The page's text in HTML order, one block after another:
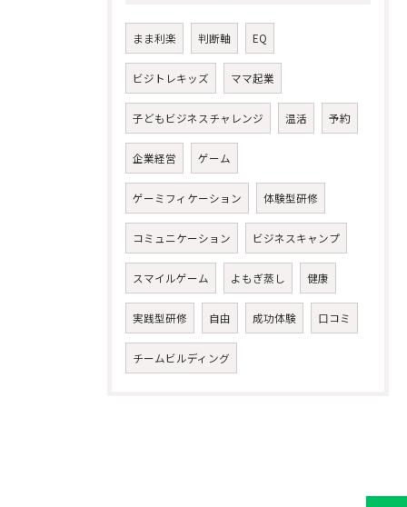
まま利楽 判断軸 EQ
ビジトレキッズ ママ起業
子どもビジネスチャレンジ 温活 予約
企業経営 ゲーム
ゲーミフィケーション 体験型研修
コミュニケーション ビジネスキャンプ
スマイルゲーム よもぎ蒸し 健康
実践型研修 自由 成功体験 口コミ
チームビルディング